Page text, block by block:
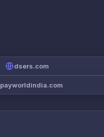
dsers.com
payworldindia.com